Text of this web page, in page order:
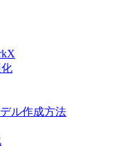
ル作成方法